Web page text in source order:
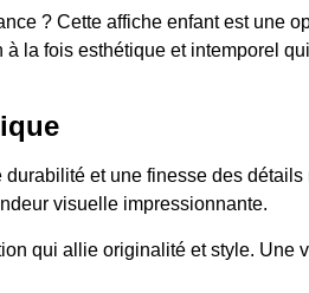
? Cette affiche enfant est une
la fois esthétique et intemporel
et une finesse des
visuelle impressionnante.
qui allie originalité et style. Une